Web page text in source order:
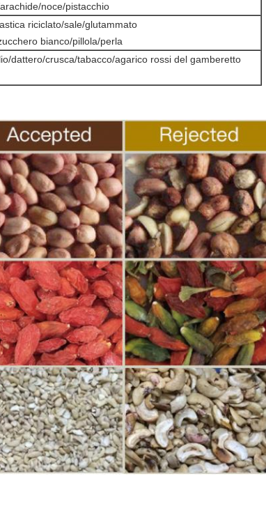
noce/pistacchio
riciclato/sale/glutammato
bianco/pillola/perla
dattero/crusca/tabacco/agarico rossi del gamberetto